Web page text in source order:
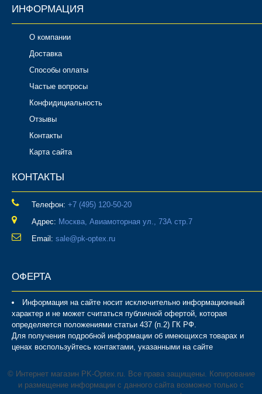
ИНФОРМАЦИЯ
О компании
Доставка
Способы оплаты
Частые вопросы
Конфидициальность
Отзывы
Контакты
Карта сайта
КОНТАКТЫ
Телефон: ‎+7 (495) 120-50-20
Адрес: Москва, Авиамоторная ул., 73А стр.7
Email: sale@pk-optex.ru
ОФЕРТА
Информация на сайте носит исключительно информационный
характер и не может считаться публичной офертой, которая
определяется положениями статьи 437 (п.2) ГК РФ.
Для получения подробной информации об имеющихся товарах и
ценах воспользуйтесь контактами, указанными на сайте
© Интернет магазин PK-Optex.ru. Все права защищены. Копирование
и размещение информации с данного сайта возможно только с